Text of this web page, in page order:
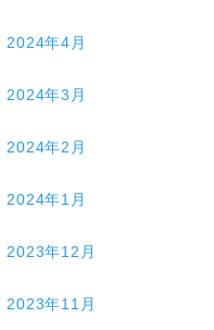
2024年4月
2024年3月
2024年2月
2024年1月
2023年12月
2023年11月